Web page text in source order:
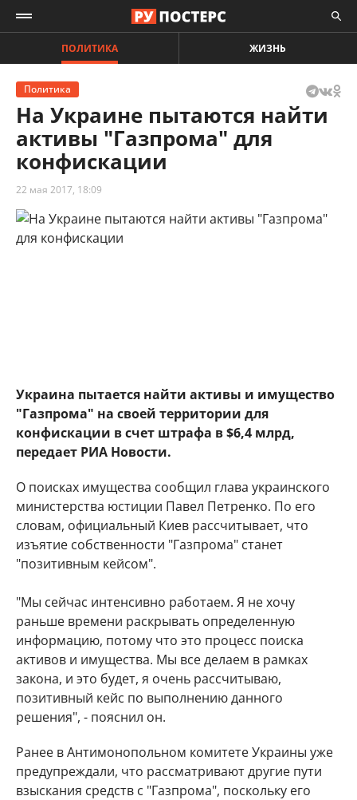
ПОЛИТИКА ЖИЗНЬ
Политика
На Украине пытаются найти
активы "Газпрома" для
конфискации
22 мая 2017, 18:09
Украина пытается найти активы и имущество
"Газпрома" на своей территории для
конфискации в счет штрафа в $6,4 млрд,
передает РИА Новости.
О поисках имущества сообщил глава украинского
министерства юстиции Павел Петренко. По его
словам, официальный Киев рассчитывает, что
изъятие собственности "Газпрома" станет
"позитивным кейсом".
"Мы сейчас интенсивно работаем. Я не хочу
раньше времени раскрывать определенную
информацию, потому что это процесс поиска
активов и имущества. Мы все делаем в рамках
закона, и это будет, я очень рассчитываю,
позитивный кейс по выполнению данного
решения", - пояснил он.
Ранее в Антимонопольном комитете Украины уже
предупреждали, что рассматривают другие пути
взыскания средств с "Газпрома", поскольку его